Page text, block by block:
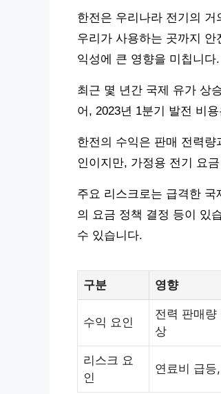
한전은 우리나라 전기의
우리가 사용하는 곳까지
익성에 큰 영향을 미칩니다.
최근 몇 년간 국제 유가 상
어, 2023년 1분기 발전 비
한전의 수익은 판매 전력
인이지만, 가정용 전기 요
주요 리스크로는 급격한
의 요금 정책 결정 등이 있
수 있습니다.
구분 영향
수익 요인
전력 판매량
상
리스크 요
인
연료비 급등